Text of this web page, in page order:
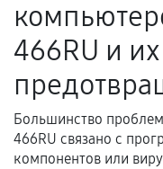
Документы на
и кассовый чек.
Расширенная
В некоторых
расширенной
466RU и их
Большинство
466RU связано с
компонентов или